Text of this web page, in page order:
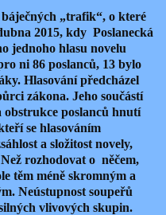
„trafik“, o které
2015, kdy Poslanecká
jednoho hlasu novelu
ni 86 poslanců, 13 bylo
Hlasování předcházel
zákona. Jeho součástí
obstrukce poslanců hnutí
se hlasováním
a složitost novely,
rozhodovat o něčem,
těm méně skromným a
Neústupnost soupeřů
vlivových skupin.